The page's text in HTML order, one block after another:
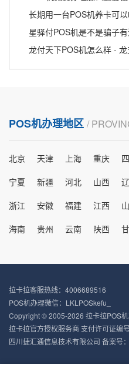
长期用一台POS机养卡可
星驿付POS机是不是骗子
龙付天下POS机怎么样 -
POS机办理地区 /
北京 天津 上海 重庆
宁夏
新疆 河北 山西
浙江
安徽 福建 江西
海南
贵州 云南 陕西
拉卡拉客服热线：4006689516
POS机办理微信：LKLPOSkefu_
Copyright © 2005-2026 拉卡拉POS
拉卡拉官方授权服务商 支付许可证编
四川捷汇通信息技术有限公司 备案号：